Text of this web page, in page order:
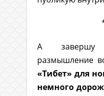
А завершу
размышление
«Тибет» для
немного